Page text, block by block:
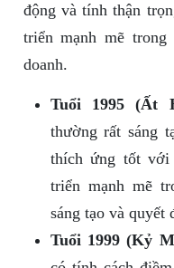
động và tính thận
triển mạnh mẽ
doanh.
Tuổi 1995 (Ất
thường rất sáng
thích ứng tốt với
triển mạnh mẽ
sáng tạo và quyết
Tuổi 1999 (Kỷ